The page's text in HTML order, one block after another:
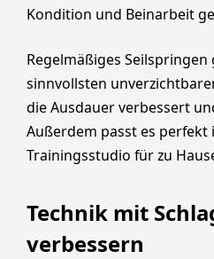
Kondition und Beinarbeit
Regelmäßiges
sinnvollsten
die Ausdauer verbessert
Außerdem passt es perfekt
Trainingsstudio für zu
Technik mit
verbessern